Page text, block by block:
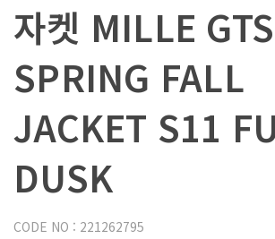
자켓 MILLE GTS
SPRING FALL
JACKET S11
DUSK
CODE NO : 221262795